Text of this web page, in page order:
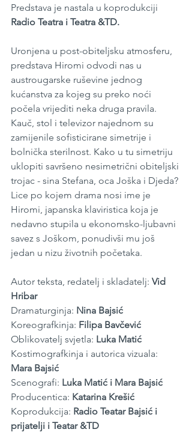
Predstava je nastala u koprodukciji
Radio Teatra i Teatra &TD.
Uronjena u post-obiteljsku atmosferu,
predstava Hiromi odvodi nas u
austrougarske ruševine jednog
kućanstva za kojeg su preko noći
počela vrijediti neka druga pravila.
Kauč, stol i televizor najednom su
zamijenile sofisticirane simetrije i
bolnička sterilnost. Kako u tu simetriju
uklopiti savršeno nesimetrični obiteljski
trojac - sina Stefana, oca Joška i Djeda?
Lice po kojem drama nosi ime je
Hiromi, japanska klaviristica koja je
nedavno stupila u ekonomsko-ljubavni
savez s Joškom, ponudivši mu još
jedan u nizu životnih početaka.
Autor teksta, redatelj i skladatelj: Vid
Hribar
Dramaturginja: Nina Bajsić
Koreografkinja: Filipa Bavčević
Oblikovatelj svjetla: Luka Matić
Kostimografkinja i autorica vizuala:
Mara Bajsić
Scenografi: Luka Matić i Mara Bajsić
Producentica: Katarina Krešić
Koprodukcija: Radio Teatar Bajsić i
prijatelji i Teatar &TD